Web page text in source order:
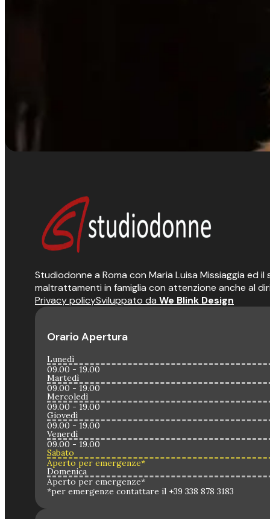
Studiodonne a Roma con Maria Luisa Missiaggia ed
maltrattamenti in famiglia con attenzione anche al
Privacy policySviluppato da We Blink Design
Orario Apertura
Lunedì
09.00 - 19.00
Martedì
09.00 - 19.00
Mercoledì
09.00 - 19.00
Giovedì
09.00 - 19.00
Venerdì
09.00 - 19.00
Sabato
Aperto per emergenze*
Domenica
Aperto per emergenze*
*per emergenze contattare il +39 338 878 3183